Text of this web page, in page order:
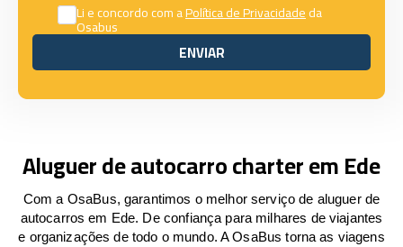
Li e concordo com aPolítica de Privacidadeda
Osabus
ENVIAR
ENVIAR
Aluguer de autocarro charter em Ede
Com a OsaBus, garantimos o melhor serviço de aluguer de
autocarros em Ede. De confiança para milhares de viajantes
e organizações de todo o mundo. A OsaBus torna as viagens